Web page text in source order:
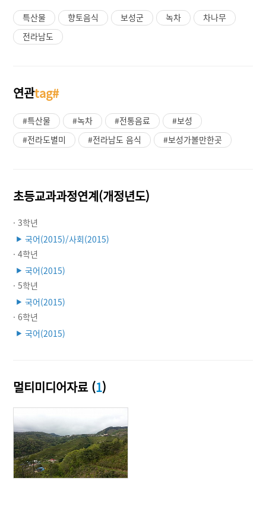
특산물 향토음식 보성군 녹차
차나무
전라남도
연관tag#
#특산물 #녹차 #전통음료
#보성
#전라도별미
#전라남도 음식 #보성가볼만한곳
초등교과과정연계(개정년도)
· 3학년
▶ 국어(2015)/사회(2015)
· 4학년
▶ 국어(2015)
· 5학년
▶ 국어(2015)
· 6학년
▶ 국어(2015)
멀티미디어자료 (1)